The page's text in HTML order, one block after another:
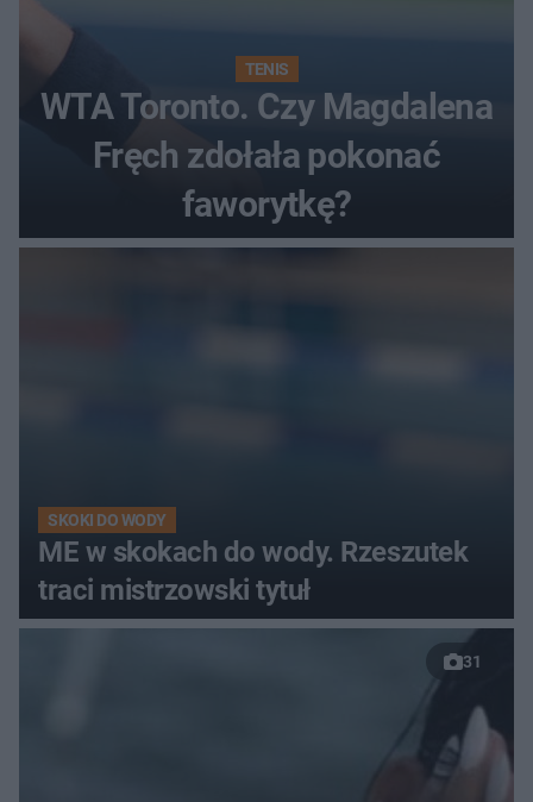
TENIS
WTA Toronto. Czy Magdalena
Fręch zdołała pokonać
faworytkę?
SKOKI DO WODY
ME w skokach do wody. Rzeszutek
traci mistrzowski tytuł
31